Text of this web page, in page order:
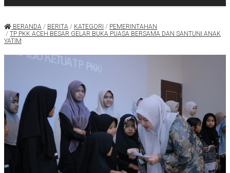
BERANDA / BERITA / KATEGORI / PEMERINTAHAN
/ TP PKK ACEH BESAR GELAR BUKA PUASA BERSAMA DAN SANTUNI ANAK
YATIM